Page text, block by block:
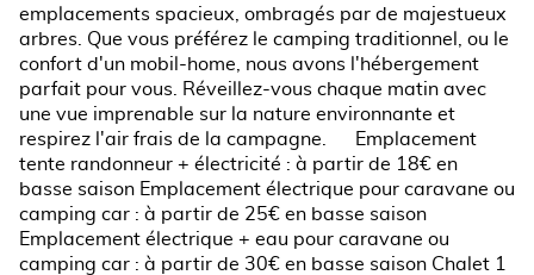
emplacements spacieux, ombragés par de majestueux
arbres. Que vous préférez le camping traditionnel, ou le
confort d'un mobil-home, nous avons l'hébergement
parfait pour vous. Réveillez-vous chaque matin avec
une vue imprenable sur la nature environnante et
respirez l'air frais de la campagne. Emplacement
tente randonneur + électricité : à partir de 18€ en
basse saison Emplacement électrique pour caravane ou
camping car : à partir de 25€ en basse saison
Emplacement électrique + eau pour caravane ou
camping car : à partir de 30€ en basse saison Chalet 1